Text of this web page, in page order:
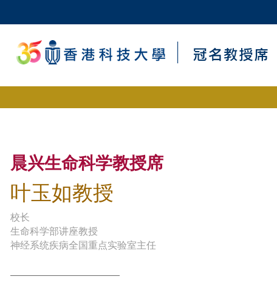
晨兴生命科学教授席
叶玉如教授
校长
生命科学部讲座教授
神经系统疾病全国重点实验室主任